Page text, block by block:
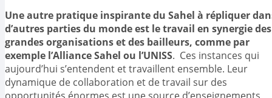
Une autre pratique inspirante du Sahel à répliquer
d’autres parties du monde est le travail en synergie des
grandes organisations et des bailleurs, comme par
exemple l’Alliance Sahel ou l’UNISS. Ces instances qui
aujourd’hui s’entendent et travaillent ensemble. Leur
dynamique de collaboration et de travail sur des